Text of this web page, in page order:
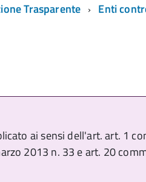
Trasparente Enti
ai sensi dell'art. art. 1
2013 n. 33 e art. 20